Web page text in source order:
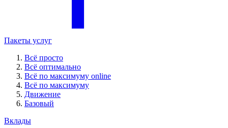
Пакеты услуг
Всё просто
Всё оптимально
Всё по максимуму online
Всё по максимуму
Движение
Базовый
Вклады